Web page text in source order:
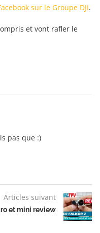
sur le Groupe DJI.
et vont rafler le
pas que :)
Articles suivant
et mini review